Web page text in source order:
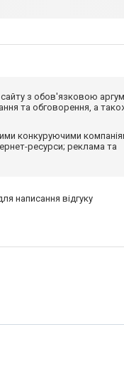
з обов'язковою
та обговорення, а
конкуруючими
ресурси; реклама та
написання відгуку